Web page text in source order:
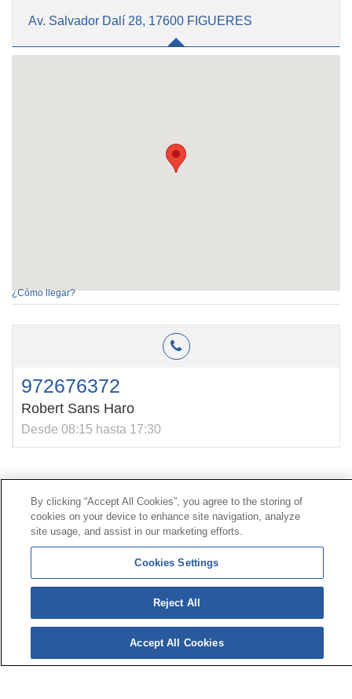
Av. Salvador Dalí 28, 17600 FIGUERES
¿Cómo llegar?
972676372
Robert Sans Haro
Desde 08:15 hasta 17:30
Línea Universal 900 203 203|Zona Privada Comisión de
Prestaciones Especiales|Zona Privada Proveedor
© Mutua Universal 2026 | Mapa del sitio | Aviso legal
Política de Protección de Datos
cookies
Síguenos en:
By clicking “Accept All Cookies”, you agree to the storing of
cookies on your device to enhance site navigation, analyze
site usage, and assist in our marketing efforts.
Cookies Settings
Reject All
Accept All Cookies